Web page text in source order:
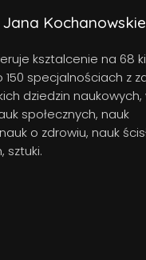
ksztalcenie na 68
150 specjalnościach z
dziedzin
społecznych, nauk
o zdrowiu, nauk
sztuki.